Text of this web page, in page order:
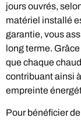
jours ouvrés,
matériel installé
garantie, vous
long terme.
que chaque
contribuant ainsi
empreinte
Pour bénéficier